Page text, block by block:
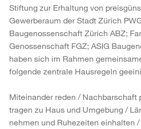
Stiftung zur Erhaltung von
Gewerberaum der Stadt Zürich
Baugenossenschaft Zürich ABZ;
Genossenschaft FGZ; ASIG
haben sich im Rahmen
folgende zentrale Hausregeln
Miteinander reden / Nachbarschaft
tragen zu Haus und Umgebung /
nehmen und Ruhezeiten einhalten